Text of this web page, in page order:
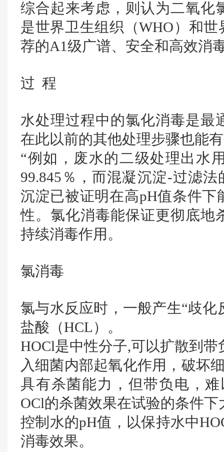
综合起来考虑，则认为二氧化
是世界卫生组织（WHO）和
荐的A1级广谱、安全和高效消
过 程
水处理过程中的氯化消毒是最
在此以前的其他处理步骤也能
“例如，废水的二级处理出水
99.845％，而混凝沉淀-过滤
沉淀已被证明在高pH值条件
性。氯化消毒能保证更彻底地
持续消毒作用。
氯消毒
氯与水反应时，一般产生“歧
盐酸（HCL）。
HOCl是中性分子,可以扩散到
入细菌内部起氧化作用，破坏
具有杀菌能力，但带负电，
OCl的杀菌效果在试验的条件下
控制水的pH值，以保持水中
消毒效果。